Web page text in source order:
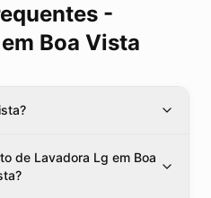
-
em Boa Vista
de Lavadora Lg em Boa